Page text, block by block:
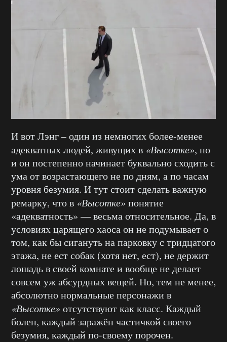
И вот Лэнг – один из немногих более-менее
адекватных людей, живущих в «Высотке», но
и он постепенно начинает буквально сходить с
ума от возрастающего не по дням, а по часам
уровня безумия. И тут стоит сделать важную
ремарку, что в «Высотке»понятие
«адекватность» — весьма относительное. Да, в
условиях царящего хаоса он не подумывает о
том, как бы сигануть на парковку с тридцатого
этажа, не ест собак (хотя нет, ест), не держит
лошадь в своей комнате и вообще не делает
совсем уж абсурдных вещей. Но, тем не менее,
абсолютно нормальные персонажи в
«Высотке»отсутствуют как класс. Каждый
болен, каждый заражён частичкой своего
безумия, каждый по-своему порочен.